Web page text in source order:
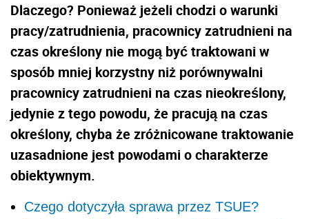
Dlaczego? Ponieważ jeżeli chodzi o warunki
pracy/zatrudnienia, pracownicy zatrudnieni na
czas określony nie mogą być traktowani w
sposób mniej korzystny niż porównywalni
pracownicy zatrudnieni na czas nieokreślony,
jedynie z tego powodu, że pracują na czas
określony, chyba że zróżnicowane traktowanie
uzasadnione jest powodami o charakterze
obiektywnym.
Czego dotyczyła sprawa przez TSUE?